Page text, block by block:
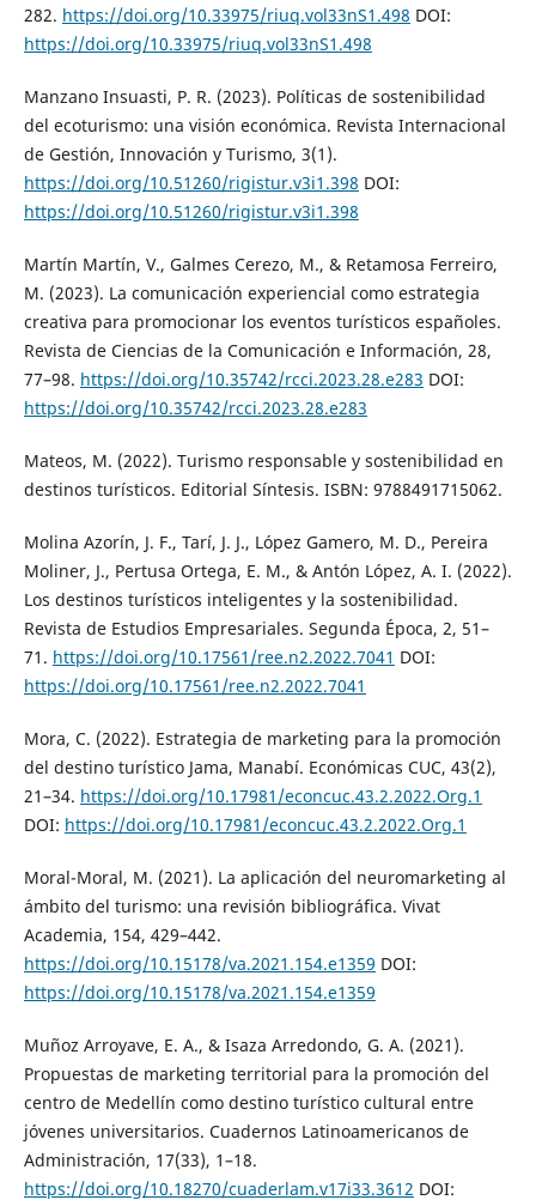
282. https://doi.org/10.33975/riuq.vol33nS1.498 DOI:
https://doi.org/10.33975/riuq.vol33nS1.498
Manzano Insuasti, P. R. (2023). Políticas de sostenibilidad
del ecoturismo: una visión económica. Revista Internacional
de Gestión, Innovación y Turismo, 3(1).
https://doi.org/10.51260/rigistur.v3i1.398 DOI:
https://doi.org/10.51260/rigistur.v3i1.398
Martín Martín, V., Galmes Cerezo, M., & Retamosa Ferreiro,
M. (2023). La comunicación experiencial como estrategia
creativa para promocionar los eventos turísticos españoles.
Revista de Ciencias de la Comunicación e Información, 28,
77–98. https://doi.org/10.35742/rcci.2023.28.e283 DOI:
https://doi.org/10.35742/rcci.2023.28.e283
Mateos, M. (2022). Turismo responsable y sostenibilidad en
destinos turísticos. Editorial Síntesis. ISBN: 9788491715062.
Molina Azorín, J. F., Tarí, J. J., López Gamero, M. D., Pereira
Moliner, J., Pertusa Ortega, E. M., & Antón López, A. I. (2022).
Los destinos turísticos inteligentes y la sostenibilidad.
Revista de Estudios Empresariales. Segunda Época, 2, 51–
71. https://doi.org/10.17561/ree.n2.2022.7041 DOI:
https://doi.org/10.17561/ree.n2.2022.7041
Mora, C. (2022). Estrategia de marketing para la promoción
del destino turístico Jama, Manabí. Económicas CUC, 43(2),
21–34. https://doi.org/10.17981/econcuc.43.2.2022.Org.1
DOI: https://doi.org/10.17981/econcuc.43.2.2022.Org.1
Moral-Moral, M. (2021). La aplicación del neuromarketing al
ámbito del turismo: una revisión bibliográfica. Vivat
Academia, 154, 429–442.
https://doi.org/10.15178/va.2021.154.e1359 DOI:
https://doi.org/10.15178/va.2021.154.e1359
Muñoz Arroyave, E. A., & Isaza Arredondo, G. A. (2021).
Propuestas de marketing territorial para la promoción del
centro de Medellín como destino turístico cultural entre
jóvenes universitarios. Cuadernos Latinoamericanos de
Administración, 17(33), 1–18.
https://doi.org/10.18270/cuaderlam.v17i33.3612 DOI: